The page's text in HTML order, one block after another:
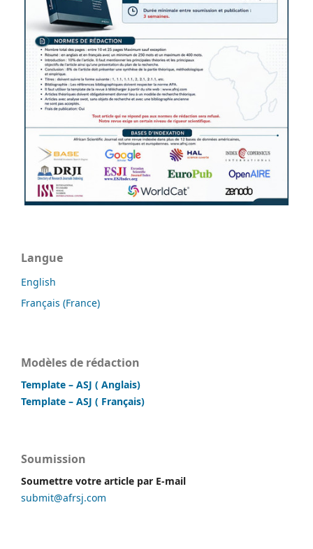
Langue
English
Français (France)
Modèles de rédaction
Template – ASJ ( Anglais)
Template – ASJ ( Français)
Soumission
Soumettre votre article par E-mail
submit@afrsj.com